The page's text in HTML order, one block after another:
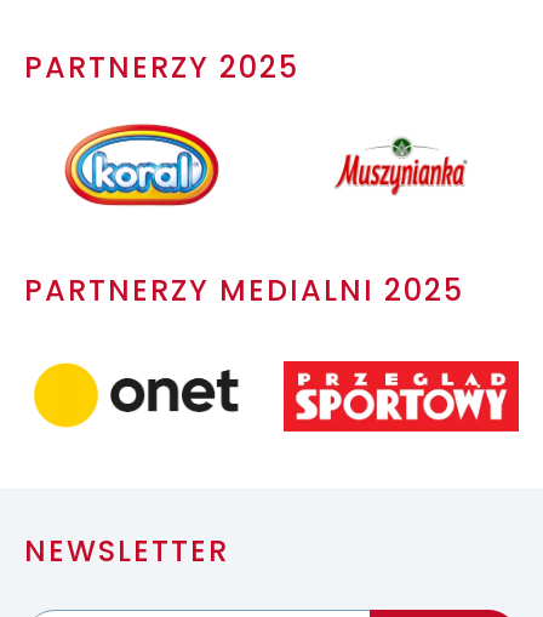
PARTNERZY 2025
PARTNERZY MEDIALNI 2025
NEWSLETTER